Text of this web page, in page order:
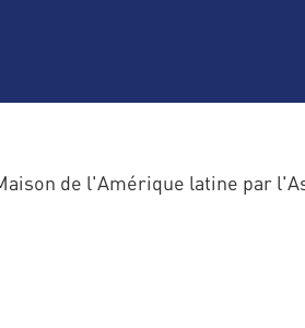
de l'Amérique latine par